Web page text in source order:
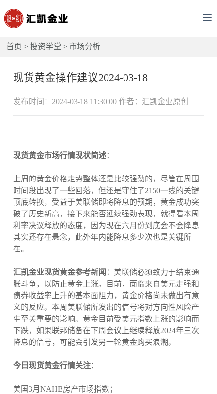
首页 >投资学堂 >市场分析
现货黄金操作建议2024-03-18
发布时间：2024-03-18 11:30:00 作者：汇凯金业原创
现货黄金市场行情现状简述：
上周的黄金价格走势整体还是比较强劲的，尽管在周围
时间段出现了一些回落，但还是守住了2150一线的关键
顶底转换，受益于美联储即将降息的预期，黄金成功突
破了历史新高，接下来能否延续强劲表现，就得看本周
利率决议释放的态度，因为现在六月份到底会不会降息
其实还存在悬念，此外年内能降息多少次也是关键所
在。
汇凯金业现货黄金参考新闻： 美联储必须致力于结束通
胀斗争，以防止黄金上涨。目前，面临来自美元走强和
债券收益率上升的基本面阻力，黄金价格尚未做出有意
义的反应。本周美联储所发出的信号将对方向性风险产
生至关重要的影响。黄金目前受美元指数上涨的影响而
下跌，如果联邦储备在下周会议上继续释放2024年三次
降息的信号，可能会引发另一轮黄金购买浪潮。
今日现货黄金行情关注：
美国3月NAHB房产市场指数；